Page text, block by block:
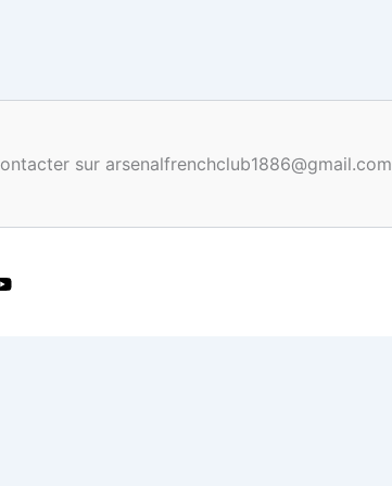
sur arsenalfrenchclub1886@gmail.com